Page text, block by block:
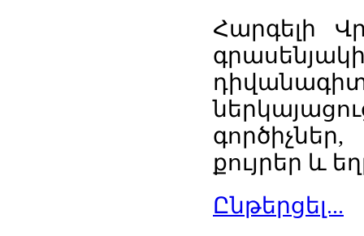
Հարգելի
քույրեր և
Ընթերցել...